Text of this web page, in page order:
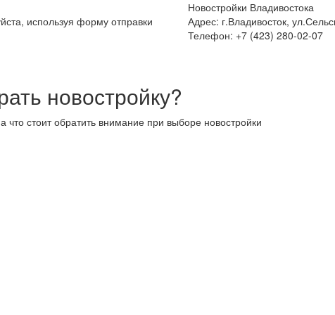
используя форму отправки
Новостройки Владивостока
Адрес: г.Владивосток,
Телефон: +7 (423) 280-02-07
новостройку?
стоит обратить внимание при выборе новостройки